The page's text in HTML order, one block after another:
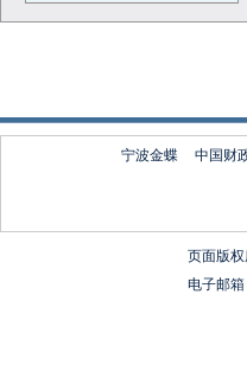
宁波金蝶 中国财
页面版
电子邮